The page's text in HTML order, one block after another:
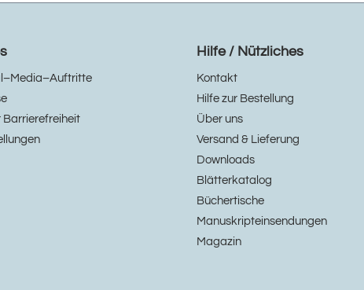
Barrierefreiheit
Hilfe / Nützliches
Kontakt
Hilfe zur Bestellung
Über uns
Versand & Lieferung
Downloads
Blätterkatalog
Büchertische
Manuskripteinsendungen
Magazin